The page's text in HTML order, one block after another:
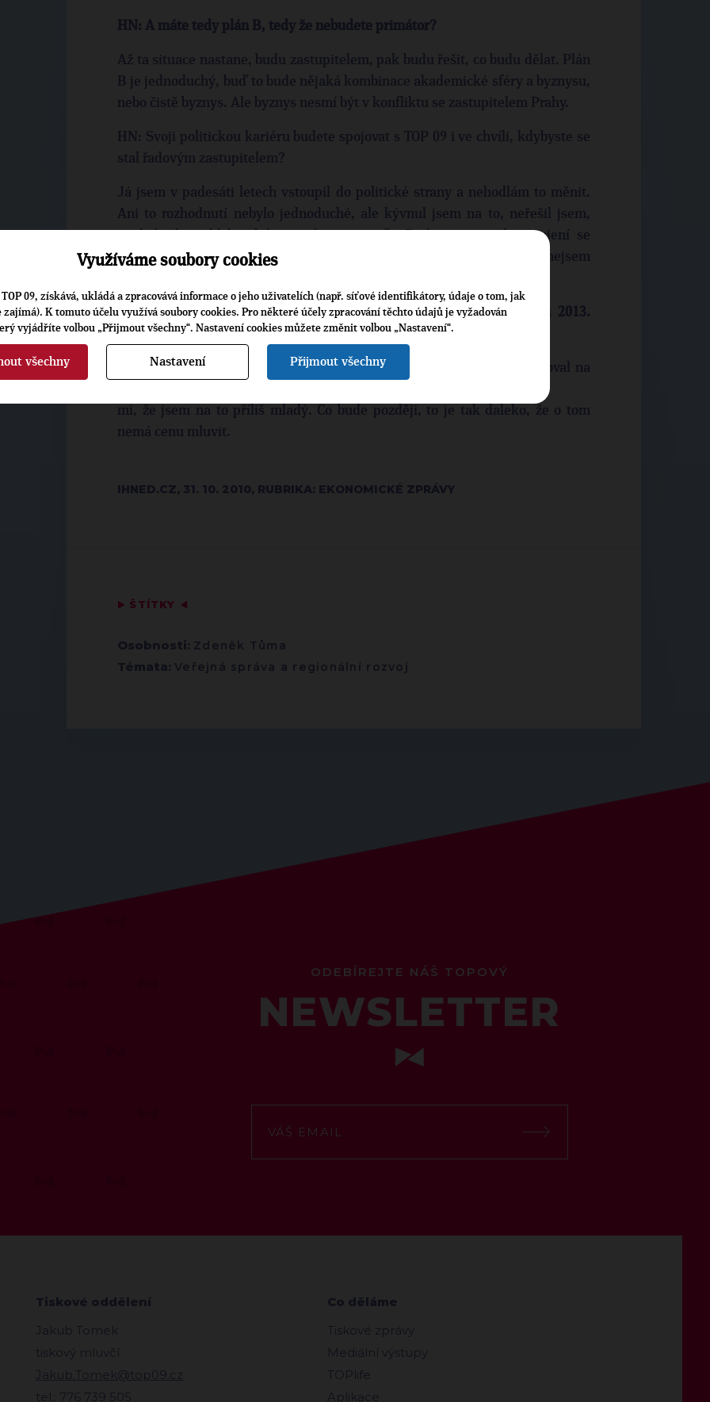
HN: A máte tedy plán B, tedy že nebudete primátor?
Až ta situace nastane, budu zastupitelem, pak budu řešit, co budu dělat. Plán
B je jednoduchý, buď to bude nějaká kombinace akademické sféry a byznysu,
nebo čistě byznys. Ale byznys nesmí být v konfliktu se zastupitelem Prahy.
HN: Svoji politickou kariéru budete spojovat s TOP 09 i ve chvíli, kdybyste se
stal řadovým zastupitelem?
Já jsem v padesáti letech vstoupil do politické strany a nehodlám to měnit.
Ani to rozhodnutí nebylo jednoduché, ale kývnul jsem na to, neřešil jsem,
jestli bych mohl kandidovat jako nestraník. Bral jsem to jako spojení se
stranou a byla to pro mě výzva. Není to oportunismus a ani nejsem
HN: Mohl byste být kandidátem TOP 09 na prezidenta ve volbách 2013.
Zajímalo by vás to?
Neuvažoval jsem o tom, nemám tu ambici abych v roce 2013 kandidoval na
mi, že jsem na to příliš mladý. Co bude později, to je tak daleko, že o tom
nemá cenu mluvit.
IHNED.CZ, 31. 10. 2010, RUBRIKA: EKONOMICKÉ ZPRÁVY
▶ ŠTÍTKY ◀
Osobnosti: Zdeněk Tůma
Témata: Veřejná správa a regionální rozvoj
ODEBÍREJTE NÁŠ TOPOVÝ
NEWSLETTER
Tiskové oddělení
Jakub Tomek
tiskový mluvčí
Jakub.Tomek@top09.cz
tel.: 776 739 505
Co děláme
Tiskové zprávy
Mediální výstupy
TOPlife
Aplikace
Využíváme soubory cookies
09, získává, ukládá a zpracovává informace o jeho uživatelích (např. síťové identifikátory, údaje o tom, jak
K tomuto účelu využívá soubory cookies. Pro některé účely zpracování těchto údajů je vyžadován
vyjádříte volbou „Přijmout všechny“. Nastavení cookies můžete změnit volbou „Nastavení“.
všechny Nastavení Přijmout všechny